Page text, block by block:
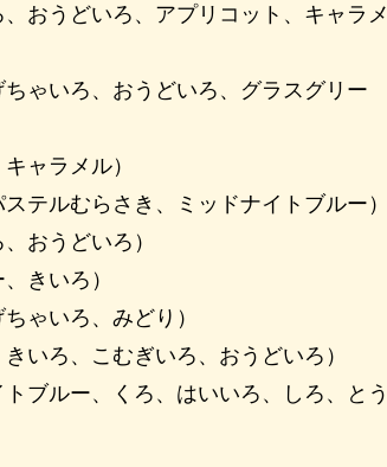
おうどいろ、アプリコット、キャラメ
ゃいろ、おうどいろ、グラスグリー
ャラメル）
テルむらさき、ミッドナイトブルー）
おうどいろ）
きいろ）
ゃいろ、みどり）
いろ、こむぎいろ、おうどいろ）
ブルー、くろ、はいいろ、しろ、とう